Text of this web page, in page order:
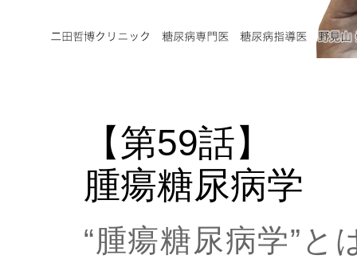
【第59話】
腫瘍糖尿病学
“腫瘍糖尿病学”